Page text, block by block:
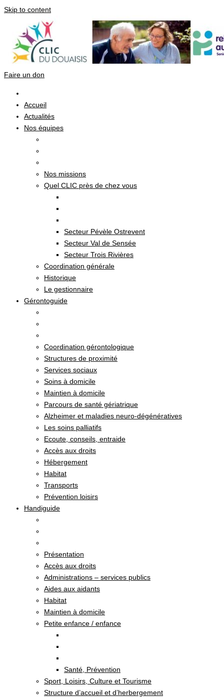
Skip to content
Faire un don
Accueil
Actualités
Nos équipes
Nos missions
Quel CLIC près de chez vous
Secteur Pévèle Ostrevent
Secteur Val de Sensée
Secteur Trois Rivières
Coordination générale
Historique
Le gestionnaire
Gérontoguide
Coordination gérontologique
Structures de proximité
Services sociaux
Soins à domicile
Maintien à domicile
Parcours de santé gériatrique
Alzheimer et maladies neuro-dégénératives
Les soins palliatifs
Ecoute, conseils, entraide
Accès aux droits
Hébergement
Habitat
Transports
Prévention loisirs
Handiguide
Présentation
Accès aux droits
Administrations – services publics
Aides aux aidants
Habitat
Maintien à domicile
Petite enfance / enfance
Santé, Prévention
Sport, Loisirs, Culture et Tourisme
Structure d’accueil et d’herbergement